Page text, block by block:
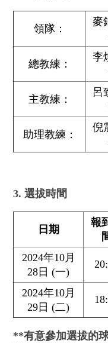
領隊：
麥
總教練：
李
主教練：
呂
助理教練：
倪
3. 選拔時間
日期
報
2024年10月
28日 (一)
2024年10月
29日 (二)
**有意參加選拔的